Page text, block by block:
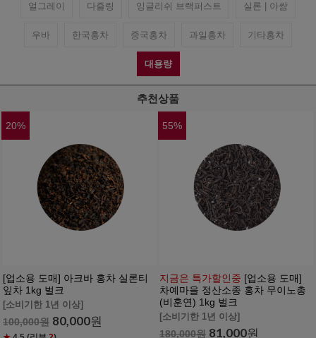
얼그레이 다즐링 잉글리쉬 브랙퍼스트 실론 | 아쌈
우바 한국홍차 중국홍차 과일홍차 기타홍차
대용량
추천상품
20%
[업소용 도매] 아크바 홍차 실론티
잎차 1kg 벌크
[소비기한 1년 이상]
100,000원 80,000원
55%
지금은 특가할인중 [업소용 도매]
차예마을 정산소종 홍차 무이노총
(비훈연) 1kg 벌크
[소비기한 1년 이상]
180,000원 81,000원